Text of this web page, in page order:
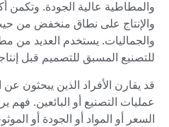
والمطاطية عالية الجودة. وتكمن
والإنتاج على نطاق منخفض من
والجماليات. يستخدم العديد من
للتصنيع المسبق للتصميم قبل
قد يقارن الأفراد الذين يبحثون عن
عمليات التصنيع أو البائعين.
السعر أو المواد أو الجودة أو